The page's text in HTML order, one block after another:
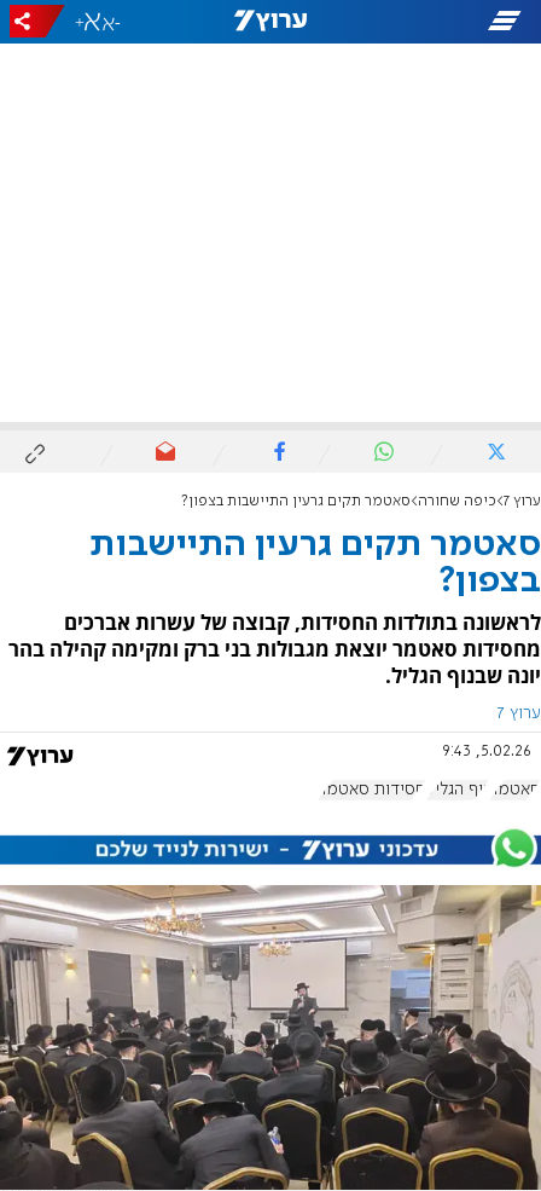
-
+
ערוץ 7 כיפה שחורה סאטמר תקים גרעין התיישבות בצפון?
סאטמר תקים גרעין התיישבות
בצפון?
לראשונה בתולדות החסידות, קבוצה של עשרות אברכים
מחסידות סאטמר יוצאת מגבולות בני ברק ומקימה קהילה בהר
יונה שבנוף הגליל.
ערוץ 7
5.02.26, 9:43
סאטמר נוף הגליל חסידות סאטמר